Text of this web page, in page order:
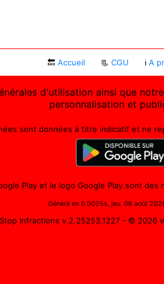
🔙 Accueil 📃 CGU ℹ A
d'utilisation ainsi que
personnalisation et
sont données à titre indicatif et ne
Play et le logo Google Play sont des
Généré en 0.0025s, jeu. 06 août
Stop Infractions v.2.25253.1227 - © 2026